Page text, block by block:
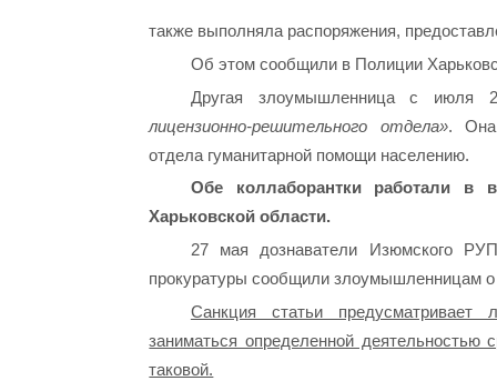
также выполняла распоряжения,
Об этом сообщили в Полиции
Другая злоумышленница с июля
лицензионно-решительного отдела». Она
отдела гуманитарной помощи населению.
Обе коллаборантки работали в
Харьковской области.
27 мая дознаватели Изюмского
прокуратуры сообщили злоумышленницам о
Санкция статьи
заниматься определенной
таковой.